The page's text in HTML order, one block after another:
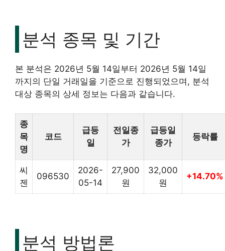
분석 종목 및 기간
본 분석은 2026년 5월 14일부터 2026년 5월 14일
까지의 단일 거래일을 기준으로 진행되었으며, 분석
대상 종목의 상세 정보는 다음과 같습니다.
종
목
명
코드
급등
일
전일종
가
급등일
종가
등락률
씨
젠
096530
2026-
05-14
27,900
원
32,000
원
+14.70%
분석 방법론